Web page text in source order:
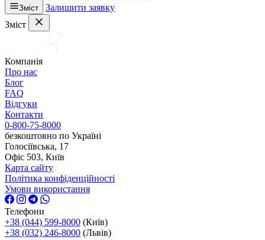
Зміст
Залишити заявку
Зміст
Компанія
Про нас
Блог
FAQ
Відгуки
Контакти
0-800-75-8000
безкоштовно по Україні
Голосіївська, 17
Офіс 503, Київ
Карта сайту
Політика конфіденційності
Умови використання
Телефони
+38 (044) 599-8000 (Київ)
+38 (032) 246-8000 (Львів)